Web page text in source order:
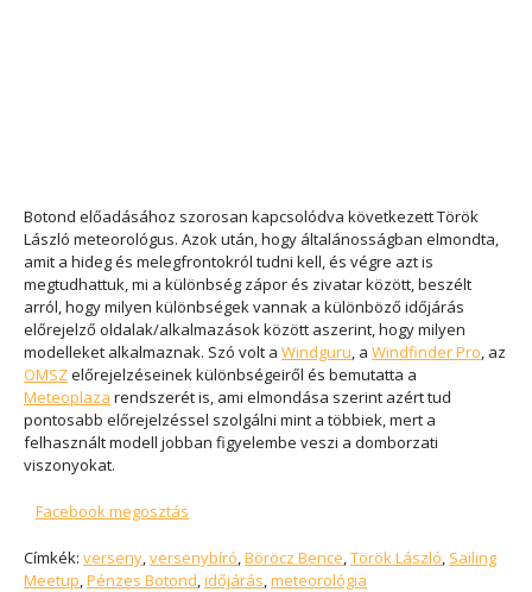
Botond előadásához szorosan kapcsolódva következett Török
László meteorológus. Azok után, hogy általánosságban elmondta,
amit a hideg és melegfrontokról tudni kell, és végre azt is
megtudhattuk, mi a különbség zápor és zivatar között, beszélt
arról, hogy milyen különbségek vannak a különböző időjárás
előrejelző oldalak/alkalmazások között aszerint, hogy milyen
modelleket alkalmaznak. Szó volt a Windguru, a Windfinder Pro, az
OMSZelőrejelzéseinek különbségeiről és bemutatta a
Meteoplaza rendszerét is, ami elmondása szerint azért tud
pontosabb előrejelzéssel szolgálni mint a többiek, mert a
felhasznált modell jobban figyelembe veszi a domborzati
viszonyokat.
Facebook megosztás
Címkék: verseny,versenybíró,Böröcz Bence,Török László, Sailing
Meetup,Pénzes Botond,időjárás,meteorológia